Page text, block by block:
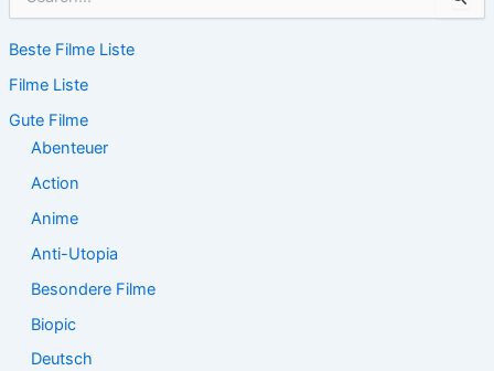
h
n
n
Beste Filme Liste
Filme Liste
Gute Filme
Abenteuer
Action
Anime
Anti-Utopia
Besondere Filme
Biopic
Deutsch